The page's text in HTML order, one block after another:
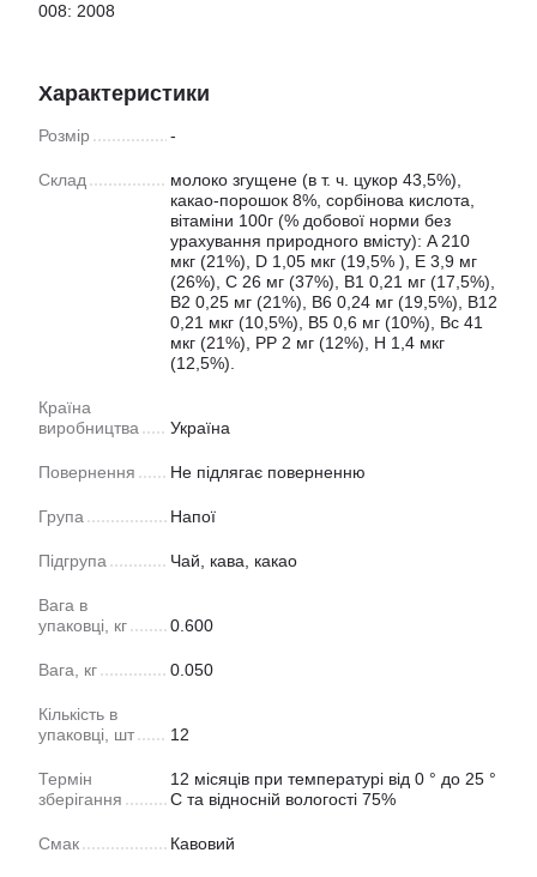
008: 2008
Характеристики
Розмір -
Склад
молоко згущене (в т. ч. цукор 43,5%),
какао-порошок 8%, сорбінова кислота,
вітаміни 100г (% добової норми без
урахування природного вмісту): A 210
мкг (21%), D 1,05 мкг (19,5% ), Е 3,9 мг
(26%), С 26 мг (37%), В1 0,21 мг (17,5%),
В2 0,25 мг (21%), В6 0,24 мг (19,5%), В12
0,21 мкг (10,5%), В5 0,6 мг (10%), Вc 41
мкг (21%), РР 2 мг (12%), Н 1,4 мкг
(12,5%).
Країна
виробництва
Україна
Повернення Не підлягає поверненню
Група Напої
Підгрупа Чай, кава, какао
Вага в
упаковці, кг
0.600
Вага, кг 0.050
Кількість в
упаковці, шт
12
Термін
зберігання
12 місяців при температурі від 0 ° до 25 °
С та відносній вологості 75%
Смак Кавовий